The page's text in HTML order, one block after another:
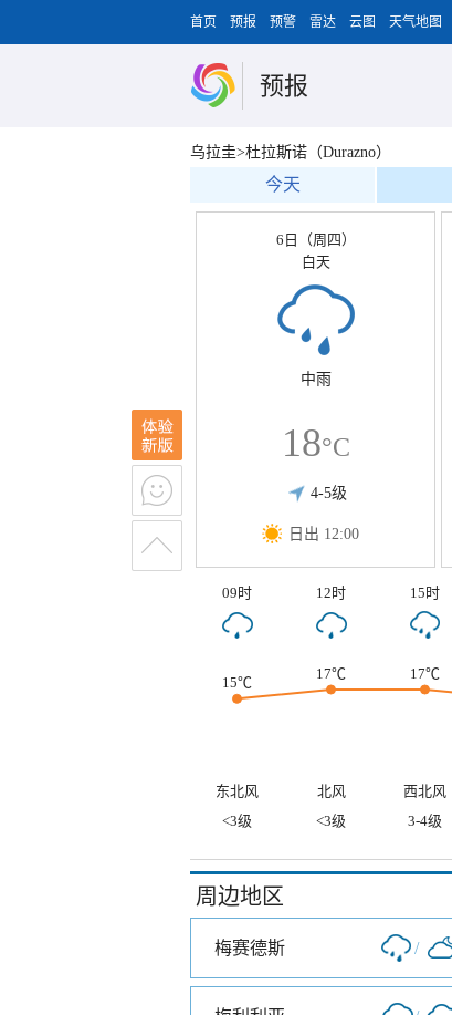
首页 预报 预警 雷达 云图 天气地图
预报
乌拉圭>杜拉斯诺（Durazno）
今天
6日（周四）
白天
中雨
18°C
4-5级
日出 12:00
09时 12时 15时
15℃
17℃ 17℃
东北风 北风 西北风
<3级
<3级 3-4级
周边地区
梅赛德斯 /